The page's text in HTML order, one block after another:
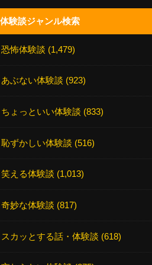
体験談ジャンル検索
恐怖体験談 (1,479)
あぶない体験談 (923)
ちょっといい体験談 (833)
恥ずかしい体験談 (516)
笑える体験談 (1,013)
奇妙な体験談 (817)
スカッとする話・体験談 (618)